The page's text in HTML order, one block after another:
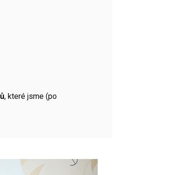
, které jsme (po